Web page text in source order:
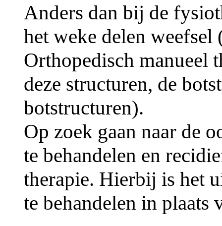
Anders dan bij de
het weke delen
Orthopedisch manueel
deze structuren, de
botstructuren).
Op zoek gaan naar de
te behandelen en
therapie. Hierbij is het
te behandelen in